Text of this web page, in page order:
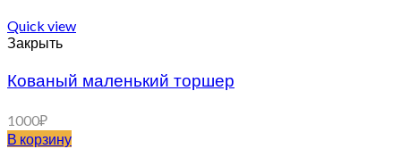
Quick view
Закрыть
Кованый маленький торшер
1000₽
В корзину